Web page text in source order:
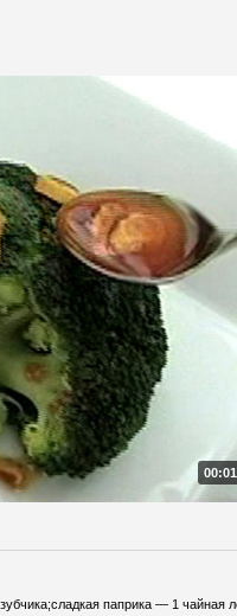
паприка — 1